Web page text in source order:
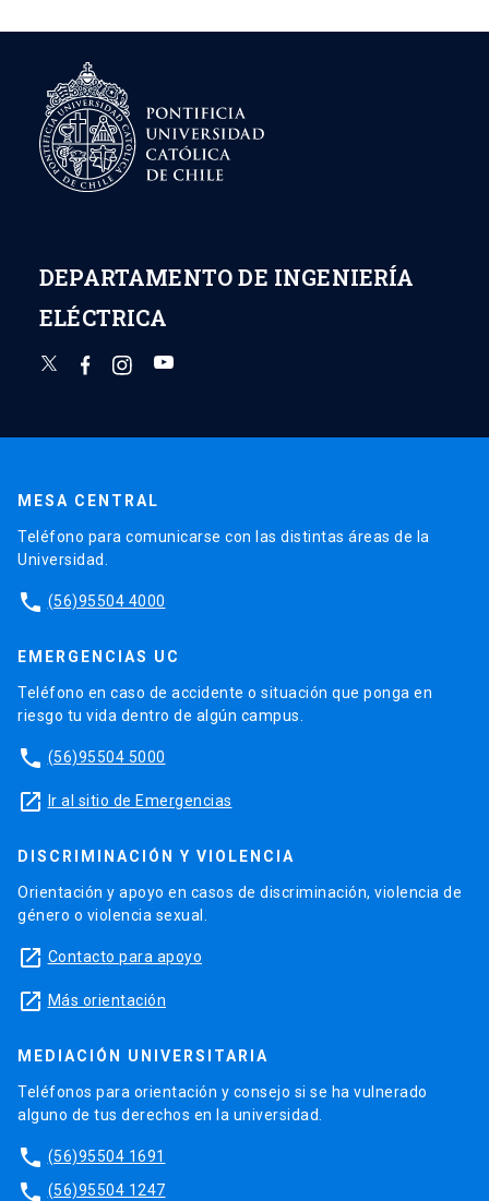
DEPARTAMENTO DE INGENIERÍA
ELÉCTRICA
MESA CENTRAL
Teléfono para comunicarse con las distintas áreas de la
Universidad.
phone (56)95504 4000
EMERGENCIAS UC
Teléfono en caso de accidente o situación que ponga en
riesgo tu vida dentro de algún campus.
phone (56)95504 5000
launch Ir al sitio de Emergencias
DISCRIMINACIÓN Y VIOLENCIA
Orientación y apoyo en casos de discriminación, violencia de
género o violencia sexual.
launch Contacto para apoyo
launch Más orientación
MEDIACIÓN UNIVERSITARIA
Teléfonos para orientación y consejo si se ha vulnerado
alguno de tus derechos en la universidad.
phone (56)95504 1691
phone (56)95504 1247